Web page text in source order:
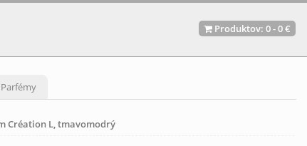
Produktov: 0-0 €
Parfémy
Création L, tmavomodrý